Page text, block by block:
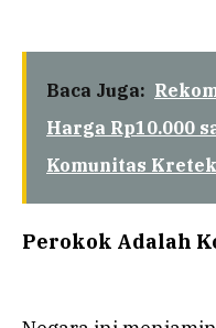
Baca Juga:
Harga Rp10.000
Komunitas Kretek
Perokok Adalah